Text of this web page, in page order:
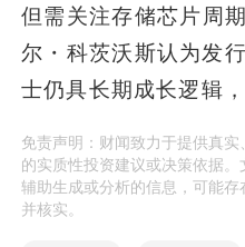
但需关注存储芯片周
尔・科茨沃斯认为发
士仍具长期成长逻辑
免责声明：财闻致力于提供真
的实质性投资建议或决策依据
辅助生成或分析的信息，可能
并核实。